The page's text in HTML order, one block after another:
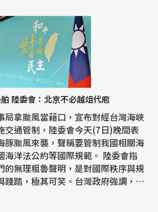
陸委會：北京不必越俎代庖
局拿颱風當藉口，宣布對經台灣海峽
交通管制，陸委會今天(7日)晚間表
豚颱風來襲，聲稱要管制我國相關海
法公約等國際規範。 陸委會指
的無理粗魯聲明，是對國際秩序與規
踐踏，極其可笑。台灣政府強調，中